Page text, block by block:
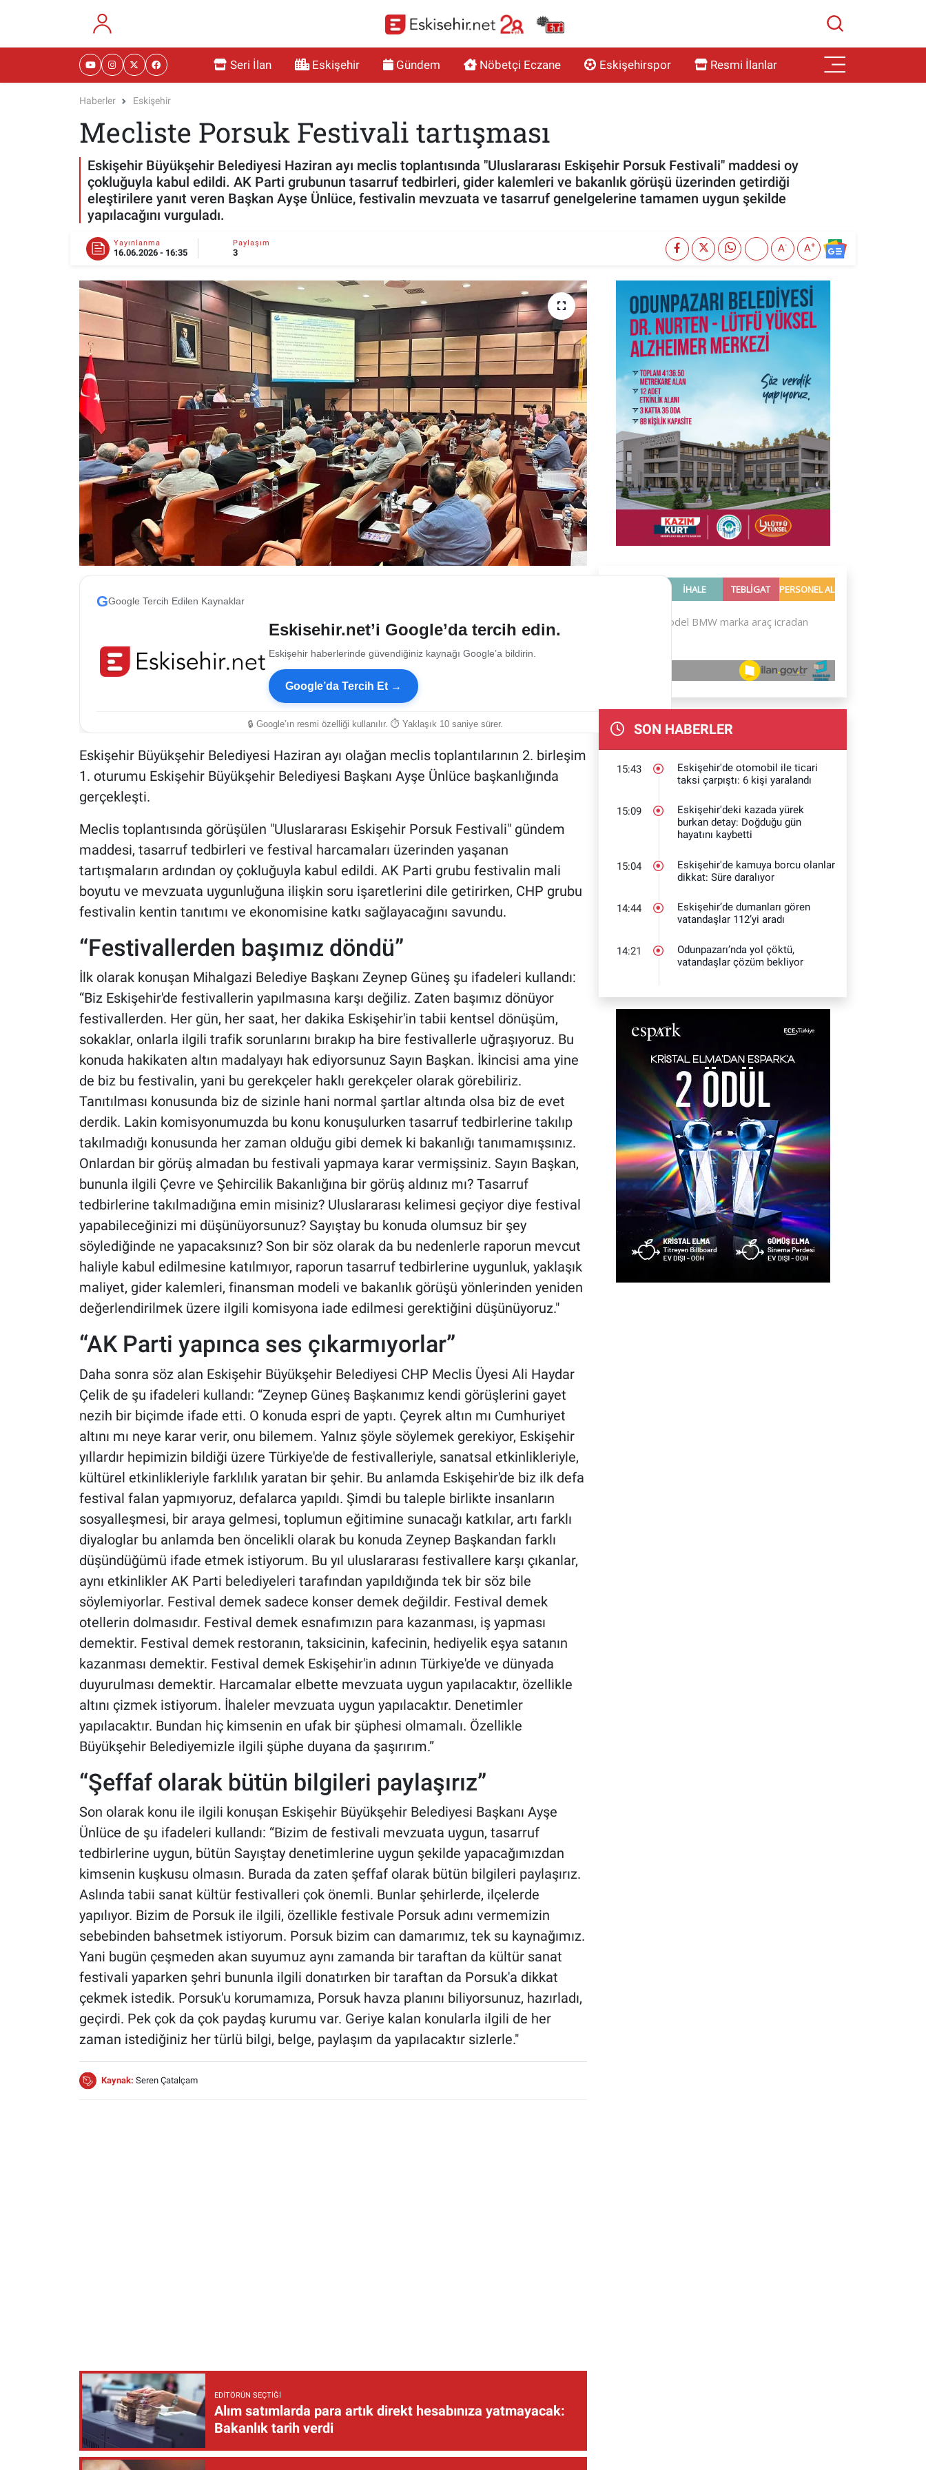
Seri İlan Eskişehir Gündem Nöbetçi Eczane Eskişehirspor Resmi İlanlar
Haberler Eskişehir
Mecliste Porsuk Festivali tartışması
Eskişehir Büyükşehir Belediyesi Haziran ayı meclis toplantısında "Uluslararası Eskişehir Porsuk Festivali" maddesi oy
çokluğuyla kabul edildi. AK Parti grubunun tasarruf tedbirleri, gider kalemleri ve bakanlık görüşü üzerinden getirdiği
eleştirilere yanıt veren Başkan Ayşe Ünlüce, festivalin mevzuata ve tasarruf genelgelerine tamamen uygun şekilde
yapılacağını vurguladı.
Yayınlanma
16.06.2026 - 16:35
Paylaşım
3 A- A+
GGoogle Tercih Edilen Kaynaklar
Eskisehir.net’i Google’da tercih edin.
Eskişehir haberlerinde güvendiğiniz kaynağı Google’a bildirin.
Google’da Tercih Et →
🔒 Google’ın resmi özelliği kullanılır. ⏱ Yaklaşık 10 saniye sürer.
Eskişehir Büyükşehir Belediyesi Haziran ayı olağan meclis toplantılarının 2. birleşim
1. oturumu Eskişehir Büyükşehir Belediyesi Başkanı Ayşe Ünlüce başkanlığında
gerçekleşti.
Meclis toplantısında görüşülen "Uluslararası Eskişehir Porsuk Festivali" gündem
maddesi, tasarruf tedbirleri ve festival harcamaları üzerinden yaşanan
tartışmaların ardından oy çokluğuyla kabul edildi. AK Parti grubu festivalin mali
boyutu ve mevzuata uygunluğuna ilişkin soru işaretlerini dile getirirken, CHP grubu
festivalin kentin tanıtımı ve ekonomisine katkı sağlayacağını savundu.
“Festivallerden başımız döndü”
İlk olarak konuşan Mihalgazi Belediye Başkanı Zeynep Güneş şu ifadeleri kullandı:
“Biz Eskişehir'de festivallerin yapılmasına karşı değiliz. Zaten başımız dönüyor
festivallerden. Her gün, her saat, her dakika Eskişehir'in tabii kentsel dönüşüm,
sokaklar, onlarla ilgili trafik sorunlarını bırakıp ha bire festivallerle uğraşıyoruz. Bu
konuda hakikaten altın madalyayı hak ediyorsunuz Sayın Başkan. İkincisi ama yine
de biz bu festivalin, yani bu gerekçeler haklı gerekçeler olarak görebiliriz.
Tanıtılması konusunda biz de sizinle hani normal şartlar altında olsa biz de evet
derdik. Lakin komisyonumuzda bu konu konuşulurken tasarruf tedbirlerine takılıp
takılmadığı konusunda her zaman olduğu gibi demek ki bakanlığı tanımamışsınız.
Onlardan bir görüş almadan bu festivali yapmaya karar vermişsiniz. Sayın Başkan,
bununla ilgili Çevre ve Şehircilik Bakanlığına bir görüş aldınız mı? Tasarruf
tedbirlerine takılmadığına emin misiniz? Uluslararası kelimesi geçiyor diye festival
yapabileceğinizi mi düşünüyorsunuz? Sayıştay bu konuda olumsuz bir şey
söylediğinde ne yapacaksınız? Son bir söz olarak da bu nedenlerle raporun mevcut
haliyle kabul edilmesine katılmıyor, raporun tasarruf tedbirlerine uygunluk, yaklaşık
maliyet, gider kalemleri, finansman modeli ve bakanlık görüşü yönlerinden yeniden
değerlendirilmek üzere ilgili komisyona iade edilmesi gerektiğini düşünüyoruz."
“AK Parti yapınca ses çıkarmıyorlar”
Daha sonra söz alan Eskişehir Büyükşehir Belediyesi CHP Meclis Üyesi Ali Haydar
Çelik de şu ifadeleri kullandı: “Zeynep Güneş Başkanımız kendi görüşlerini gayet
nezih bir biçimde ifade etti. O konuda espri de yaptı. Çeyrek altın mı Cumhuriyet
altını mı neye karar verir, onu bilemem. Yalnız şöyle söylemek gerekiyor, Eskişehir
yıllardır hepimizin bildiği üzere Türkiye'de de festivalleriyle, sanatsal etkinlikleriyle,
kültürel etkinlikleriyle farklılık yaratan bir şehir. Bu anlamda Eskişehir'de biz ilk defa
festival falan yapmıyoruz, defalarca yapıldı. Şimdi bu taleple birlikte insanların
sosyalleşmesi, bir araya gelmesi, toplumun eğitimine sunacağı katkılar, artı farklı
diyaloglar bu anlamda ben öncelikli olarak bu konuda Zeynep Başkandan farklı
düşündüğümü ifade etmek istiyorum. Bu yıl uluslararası festivallere karşı çıkanlar,
aynı etkinlikler AK Parti belediyeleri tarafından yapıldığında tek bir söz bile
söylemiyorlar. Festival demek sadece konser demek değildir. Festival demek
otellerin dolmasıdır. Festival demek esnafımızın para kazanması, iş yapması
demektir. Festival demek restoranın, taksicinin, kafecinin, hediyelik eşya satanın
kazanması demektir. Festival demek Eskişehir'in adının Türkiye'de ve dünyada
duyurulması demektir. Harcamalar elbette mevzuata uygun yapılacaktır, özellikle
altını çizmek istiyorum. İhaleler mevzuata uygun yapılacaktır. Denetimler
yapılacaktır. Bundan hiç kimsenin en ufak bir şüphesi olmamalı. Özellikle
Büyükşehir Belediyemizle ilgili şüphe duyana da şaşırırım.”
“Şeffaf olarak bütün bilgileri paylaşırız”
Son olarak konu ile ilgili konuşan Eskişehir Büyükşehir Belediyesi Başkanı Ayşe
Ünlüce de şu ifadeleri kullandı: “Bizim de festivali mevzuata uygun, tasarruf
tedbirlerine uygun, bütün Sayıştay denetimlerine uygun şekilde yapacağımızdan
kimsenin kuşkusu olmasın. Burada da zaten şeffaf olarak bütün bilgileri paylaşırız.
Aslında tabii sanat kültür festivalleri çok önemli. Bunlar şehirlerde, ilçelerde
yapılıyor. Bizim de Porsuk ile ilgili, özellikle festivale Porsuk adını vermemizin
sebebinden bahsetmek istiyorum. Porsuk bizim can damarımız, tek su kaynağımız.
Yani bugün çeşmeden akan suyumuz aynı zamanda bir taraftan da kültür sanat
festivali yaparken şehri bununla ilgili donatırken bir taraftan da Porsuk'a dikkat
çekmek istedik. Porsuk'u korumamıza, Porsuk havza planını biliyorsunuz, hazırladı,
geçirdi. Pek çok da çok paydaş kurumu var. Geriye kalan konularla ilgili de her
zaman istediğiniz her türlü bilgi, belge, paylaşım da yapılacaktır sizlerle."
Kaynak: Seren Çatalçam
EDITÖRÜN SEÇTIĞI
Alım satımlarda para artık direkt hesabınıza yatmayacak:
Bakanlık tarih verdi
SON HABERLER
15:43
Eskişehir'de otomobil ile ticari
taksi çarpıştı: 6 kişi yaralandı
15:09
Eskişehir'deki kazada yürek
burkan detay: Doğduğu gün
hayatını kaybetti
15:04
Eskişehir'de kamuya borcu olanlar
dikkat: Süre daralıyor
14:44
Eskişehir’de dumanları gören
vatandaşlar 112’yi aradı
14:21
Odunpazarı’nda yol çöktü,
vatandaşlar çözüm bekliyor
RESMİ İLANLAR
SAĞLIK
MAGAZİN
TEKNOLOJİ
ESKİŞEHİR NÖBETÇİ ECZANELER
Eskişehir Haber İçerikleri
Eskişehir Hava Durumu
Eskişehir Tramvay Saatleri
Eskişehir Otobüs Saatleri
Eskişehir Nöbetçi Eczaneler
Eskişehir Namaz Vakitleri
Eskişehir Trafik Yoğunluk Haritası
Süper Lig Puan Durumu ve Fikstür
Son Dakika Haberleri
Haber Arşivi